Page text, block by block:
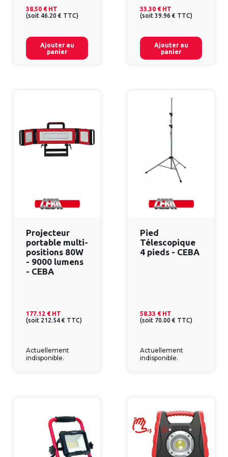
38.50 € HT
(soit 46.20 € TTC)
Ajouter au
panier
33.30 € HT
(soit 39.96 € TTC)
Ajouter au
panier
Projecteur
portable multi-
positions 80W
- 9000 lumens
- CEBA
177.12 € HT
(soit 212.54 € TTC)
Actuellement
indisponible.
Pied
Télescopique
4 pieds - CEBA
58.33 € HT
(soit 70.00 € TTC)
Actuellement
indisponible.